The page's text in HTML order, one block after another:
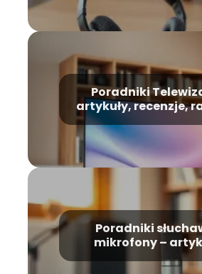
Poradniki
artykuły, recenzje,
Poradniki
mikrofony –
recenzje,